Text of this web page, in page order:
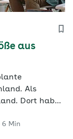
aus
Als
Dort haben
Dabei zeigte
in den
6 Min